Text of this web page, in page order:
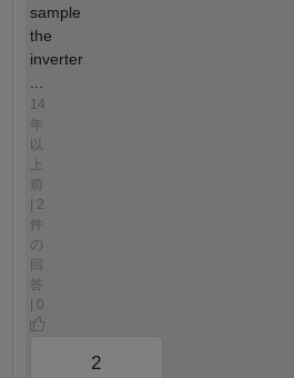
sample
the
inverter
...
14
年
以
前
| 2
件
の
回
答
| 0
2